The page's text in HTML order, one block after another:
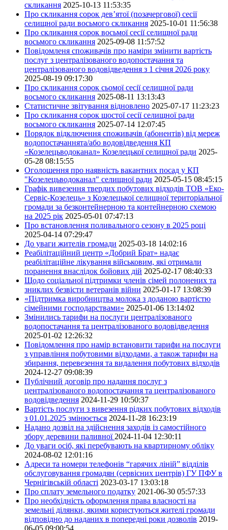
скликання 2025-10-13 11:53:35
Про скликання сорок дев’ятої (позачергової) сесії
селищної ради восьмого скликання 2025-10-01 11:56:38
Про скликання сорок восьмої сесії селищної ради
восьмого скликання 2025-09-08 11:57:52
Повідомленя споживачів про наміри змінити вартість
послуг з централізованого водопостачання та
централізованого водовідведення з 1 січня 2026 року
2025-08-19 09:17:30
Про скликання сорок сьомої сесії селищної ради
восьмого скликання 2025-08-11 13:13:43
Статистичне звітування відновлено 2025-07-17 11:23:23
Про скликання сорок шостої сесії селищної ради
восьмого скликання 2025-07-14 12:07:45
Порядок відключення споживачів (абонентів) від мереж
водопостачаннята/або водовідведення КП
«Козелецьводоканал» Козелецької селищної ради 2025-
05-28 08:15:55
Оголошення про наявність вакантних посад у КП
"Козелецьводоканал" селищної ради 2025-05-15 08:45:15
Графік вивезення твердих побутових відходів ТОВ «Еко-
Сервіс-Козелець» з Козелецької селищної територіальної
громади за безконтейнерною та контейнерною схемою
на 2025 рік 2025-05-01 07:47:13
Про встановлення поливального сезону в 2025 році
2025-04-14 07:29:47
До уваги жителів громади 2025-03-18 14:02:16
Реабілітаційний центр «Добрий Брат» надає
реабілітаційне лікування військовим, які отримали
поранення внаслідок бойових дій 2025-02-17 08:40:33
Щодо соціальної підтримки членів сімей полонених та
зниклих безвісти ветеранів війни 2025-01-17 13:08:39
«Підтримка виробництва молока з доданою вартістю
сімейними господарствами» 2025-01-06 13:14:02
Змінились тарифи на послуги централізованого
водопостачання та централізованого водовідведення
2025-01-02 12:26:32
Повідомлення про намір встановити тарифи на послуги
з управління побутовими відходами, а також тарифи на
збирання, перевезення та видалення побутових відходів
2024-12-27 09:08:39
Публічний договір про надання послуг з
централізованого водопостачання та централізованого
водовідведення 2024-11-29 10:50:37
Вартість послуги з вивезення рідких побутових відходів
з 01.01.2025 змінюється 2024-11-28 16:23:19
Надано дозвіл на здійснення заходів із самостійного
збору деревини паливної 2024-11-04 12:30:11
До уваги осіб, які перебувають на квартирному обліку
2024-08-02 12:01:16
Адреси та номери телефонів “гарячих ліній” відділів
обслуговування громадян (сервісних центрів) ГУ ПФУ в
Чернігівській області 2023-03-17 13:03:18
Про сплату земельного податку 2021-06-30 05:57:33
Про необхідність оформлення права власності на
земельні ділянки, якими користуються жителі громади
відповідно до наданих в попередні роки дозволів 2019-
06-05 09:00:54